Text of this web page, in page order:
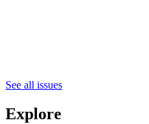
See all issues
Explore